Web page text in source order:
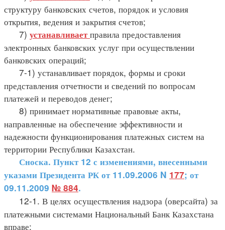
структуру банковских счетов, порядок и условия
открытия, ведения и закрытия счетов;
7) устанавливаетправила предоставления
электронных банковских услуг при осуществлении
банковских операций;
7-1) устанавливает порядок, формы и сроки
представления отчетности и сведений по вопросам
платежей и переводов денег;
8) принимает нормативные правовые акты,
направленные на обеспечение эффективности и
надежности функционирования платежных систем на
территории Республики Казахстан.
Сноска. Пункт 12 с изменениями, внесенными
указами Президента РК от 11.09.2006 N 177; от
09.11.2009 № 884.
12-1. В целях осуществления надзора (оверсайта) за
платежными системами Национальный Банк Казахстана
вправе: